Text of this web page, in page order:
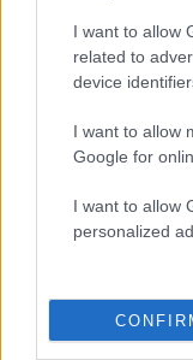
I want to allow
related to
device
I want to allow
Google for
I want to allow
personalized